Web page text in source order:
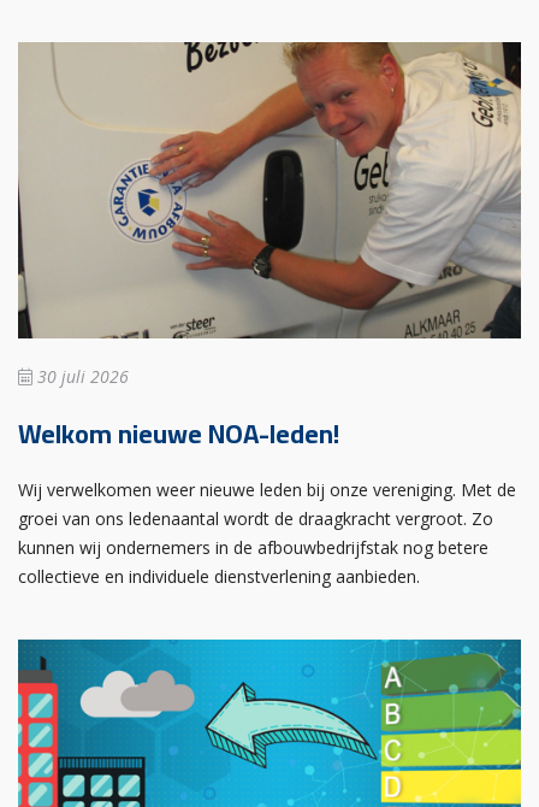
30 juli 2026
Welkom nieuwe NOA-leden!
Wij verwelkomen weer nieuwe leden bij onze vereniging. Met de
groei van ons ledenaantal wordt de draagkracht vergroot. Zo
kunnen wij ondernemers in de afbouwbedrijfstak nog betere
collectieve en individuele dienstverlening aanbieden.